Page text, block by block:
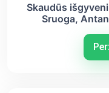
Skaudūs
Sruoga,